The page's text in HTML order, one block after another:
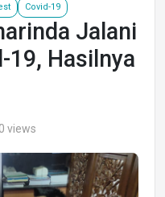
Covid-19
Jalani
19, Hasilnya
views